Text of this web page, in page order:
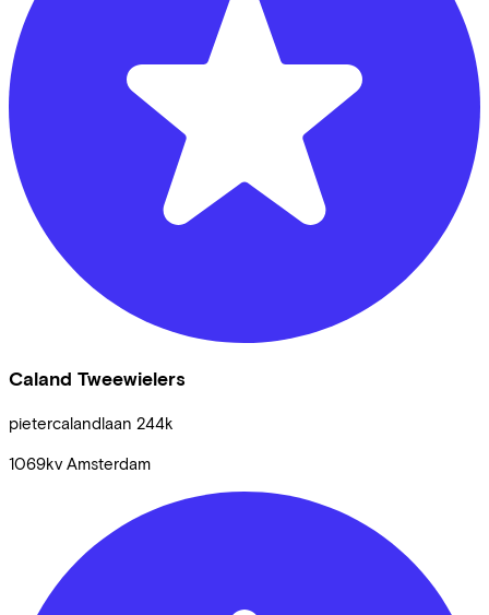
Caland Tweewielers
pietercalandlaan 244k
1069kv Amsterdam